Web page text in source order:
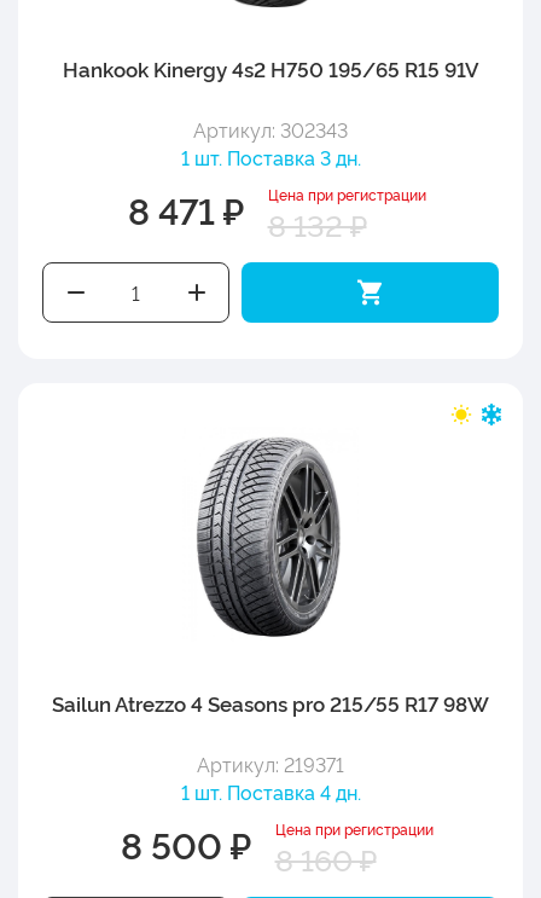
Hankook Kinergy 4s2 H750 195/65 R15 91V
Артикул: 302343
1 шт. Поставка 3 дн.
8 471 ₽ Цена при регистрации
8 132 ₽
Sailun Atrezzo 4 Seasons pro 215/55 R17 98W
Артикул: 219371
1 шт. Поставка 4 дн.
8 500 ₽ Цена при регистрации
8 160 ₽